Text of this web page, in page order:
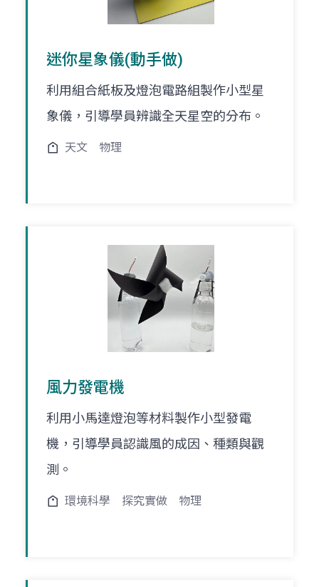
迷你星象儀(動手做)
利用組合紙板及燈泡電路組製作小型星
象儀，引導學員辨識全天星空的分布。
天文 物理
風力發電機
利用小馬達燈泡等材料製作小型發電
機，引導學員認識風的成因、種類與觀
測。
環境科學 探究實做 物理